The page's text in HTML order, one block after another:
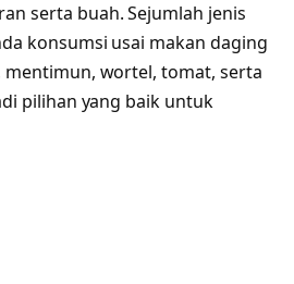
serta buah. Sejumlah jenis
konsumsi usai makan daging
mentimun, wortel, tomat, serta
pilihan yang baik untuk